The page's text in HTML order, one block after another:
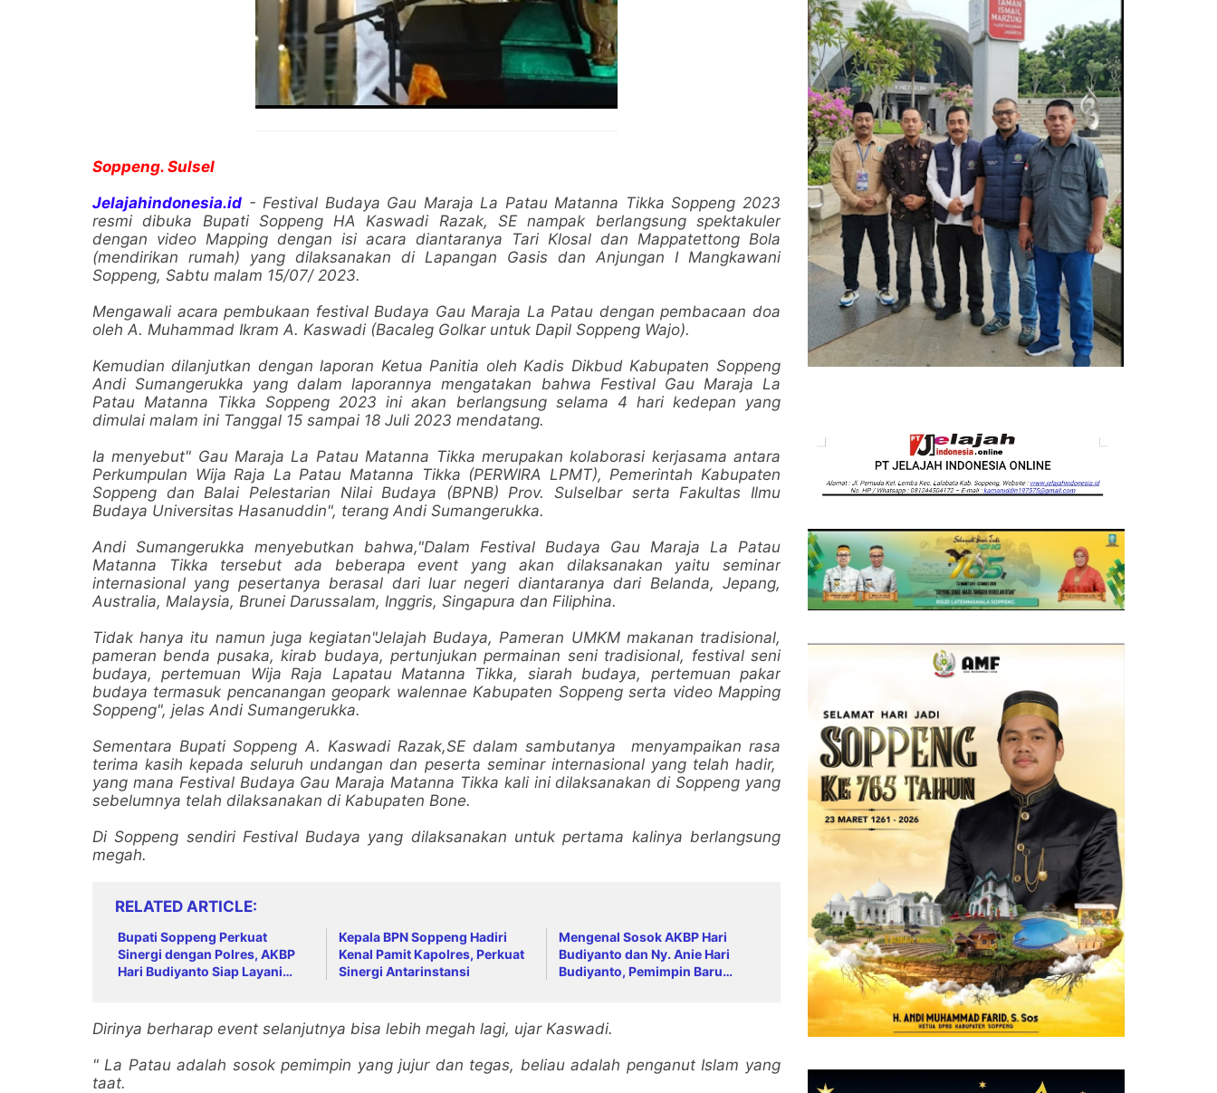
Soppeng. Sulsel
Jelajahindonesia.id - Festival Budaya Gau Maraja La Patau Matanna Tikka Soppeng 2023
resmi dibuka Bupati Soppeng HA Kaswadi Razak, SE nampak berlangsung spektakuler
dengan video Mapping dengan isi acara diantaranya Tari Klosal dan Mappatettong Bola
(mendirikan rumah) yang dilaksanakan di Lapangan Gasis dan Anjungan I Mangkawani
Soppeng, Sabtu malam 15/07/ 2023.
Mengawali acara pembukaan festival Budaya Gau Maraja La Patau dengan pembacaan doa
oleh A. Muhammad Ikram A. Kaswadi (Bacaleg Golkar untuk Dapil Soppeng Wajo).
Kemudian dilanjutkan dengan laporan Ketua Panitia oleh Kadis Dikbud Kabupaten Soppeng
Andi Sumangerukka yang dalam laporannya mengatakan bahwa Festival Gau Maraja La
Patau Matanna Tikka Soppeng 2023 ini akan berlangsung selama 4 hari kedepan yang
dimulai malam ini Tanggal 15 sampai 18 Juli 2023 mendatang.
Ia menyebut" Gau Maraja La Patau Matanna Tikka merupakan kolaborasi kerjasama antara
Perkumpulan Wija Raja La Patau Matanna Tikka (PERWIRA LPMT), Pemerintah Kabupaten
Soppeng dan Balai Pelestarian Nilai Budaya (BPNB) Prov. Sulselbar serta Fakultas Ilmu
Budaya Universitas Hasanuddin", terang Andi Sumangerukka.
Andi Sumangerukka menyebutkan bahwa,"Dalam Festival Budaya Gau Maraja La Patau
Matanna Tikka tersebut ada beberapa event yang akan dilaksanakan yaitu seminar
internasional yang pesertanya berasal dari luar negeri diantaranya dari Belanda, Jepang,
Australia, Malaysia, Brunei Darussalam, Inggris, Singapura dan Filiphina.
Tidak hanya itu namun juga kegiatan"Jelajah Budaya, Pameran UMKM makanan tradisional,
pameran benda pusaka, kirab budaya, pertunjukan permainan seni tradisional, festival seni
budaya, pertemuan Wija Raja Lapatau Matanna Tikka, siarah budaya, pertemuan pakar
budaya termasuk pencanangan geopark walennae Kabupaten Soppeng serta video Mapping
Soppeng", jelas Andi Sumangerukka.
Sementara Bupati Soppeng A. Kaswadi Razak,SE dalam sambutanya menyampaikan rasa
terima kasih kepada seluruh undangan dan peserta seminar internasional yang telah hadir,
yang mana Festival Budaya Gau Maraja Matanna Tikka kali ini dilaksanakan di Soppeng yang
sebelumnya telah dilaksanakan di Kabupaten Bone.
Di Soppeng sendiri Festival Budaya yang dilaksanakan untuk pertama kalinya berlangsung
megah.
RELATED ARTICLE
Bupati Soppeng Perkuat
Sinergi dengan Polres, AKBP
Hari Budiyanto Siap Layani
Kepala BPN Soppeng Hadiri
Kenal Pamit Kapolres, Perkuat
Sinergi Antarinstansi
Mengenal Sosok AKBP Hari
Budiyanto dan Ny. Anie Hari
Budiyanto, Pemimpin Baru
Dirinya berharap event selanjutnya bisa lebih megah lagi, ujar Kaswadi.
" La Patau adalah sosok pemimpin yang jujur dan tegas, beliau adalah penganut Islam yang
taat.